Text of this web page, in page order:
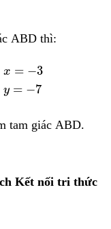
ABD thì:
x = −3
y = −7
tam giác ABD.
Kết nối tri thức